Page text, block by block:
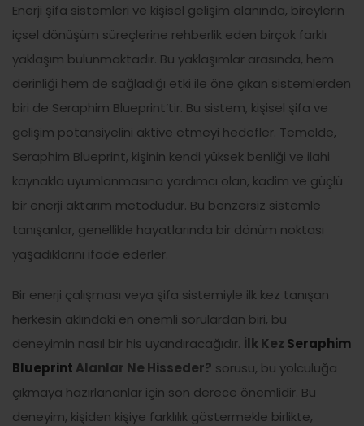
Enerji şifa sistemleri ve kişisel gelişim alanında, bireylerin
içsel dönüşüm süreçlerine rehberlik eden birçok farklı
yaklaşım bulunmaktadır. Bu yaklaşımlar arasında, hem
derinliği hem de sağladığı etki ile öne çıkan sistemlerden
biri de Seraphim Blueprint’tir. Bu sistem, kişisel şifa ve
gelişim potansiyelini aktive etmeyi hedefler. Temelde,
Seraphim Blueprint, kişinin kendi yüksek benliği ve ilahi
kaynakla uyumlanmasına yardımcı olan, kadim ve güçlü
bir enerji aktarım metodudur. Bu benzersiz sistemle
tanışanlar, genellikle hayatlarında bir dönüm noktası
yaşadıklarını ifade ederler.
Bir enerji çalışması veya şifa sistemiyle ilk kez tanışan
herkesin aklındaki en önemli sorulardan biri, bu
deneyimin nasıl bir his uyandıracağıdır. İlk Kez Seraphim
Blueprint Alanlar Ne Hisseder? sorusu, bu yolculuğa
çıkmaya hazırlananlar için son derece önemlidir. Bu
deneyim, kişiden kişiye farklılık göstermekle birlikte,